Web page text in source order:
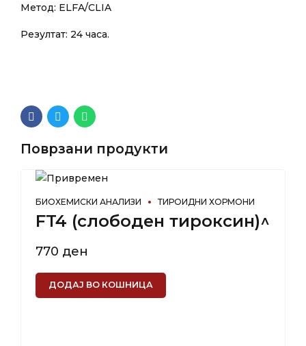
Метод: ELFA/CLIA
Резултат: 24 часа.
Поврзани продукти
БИОХЕМИСКИ АНАЛИЗИ ТИРОИДНИ ХОРМОНИ
FT4 (слободен тироксин)^
770 ден
ДОДАЈ ВО КОШНИЦА